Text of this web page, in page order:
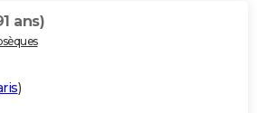
ans)
)